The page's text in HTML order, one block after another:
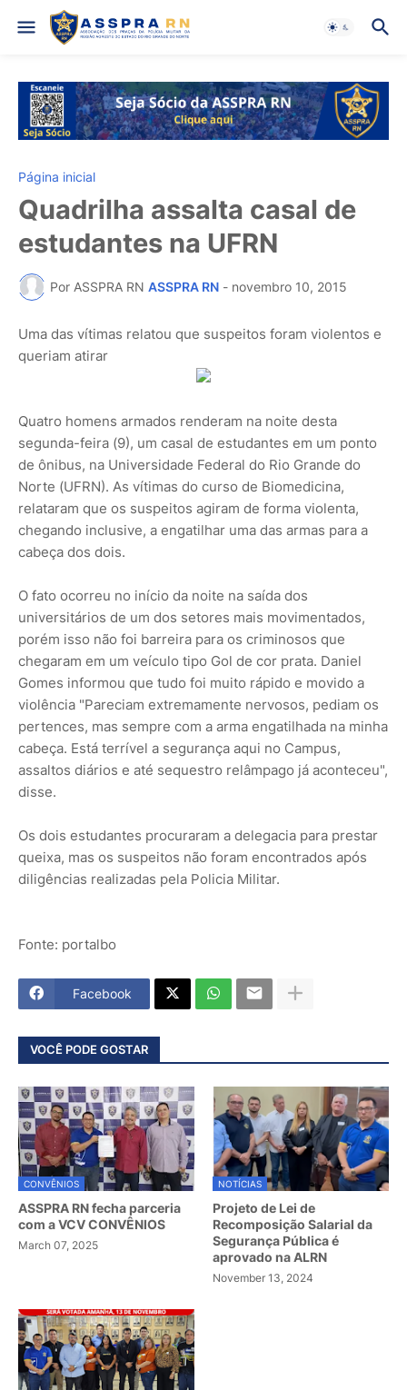
Página inicial
Quadrilha assalta casal de
estudantes na UFRN
Por ASSPRA RN ASSPRA RN - novembro 10, 2015
Uma das vítimas relatou que suspeitos foram violentos e
queriam atirar
Quatro homens armados renderam na noite desta
segunda-feira (9), um casal de estudantes em um ponto
de ônibus, na Universidade Federal do Rio Grande do
Norte (UFRN). As vítimas do curso de Biomedicina,
relataram que os suspeitos agiram de forma violenta,
chegando inclusive, a engatilhar uma das armas para a
cabeça dos dois.
O fato ocorreu no início da noite na saída dos
universitários de um dos setores mais movimentados,
porém isso não foi barreira para os criminosos que
chegaram em um veículo tipo Gol de cor prata. Daniel
Gomes informou que tudo foi muito rápido e movido a
violência "Pareciam extremamente nervosos, pediam os
pertences, mas sempre com a arma engatilhada na minha
cabeça. Está terrível a segurança aqui no Campus,
assaltos diários e até sequestro relâmpago já aconteceu",
disse.
Os dois estudantes procuraram a delegacia para prestar
queixa, mas os suspeitos não foram encontrados após
diligências realizadas pela Policia Militar.
Fonte: portalbo
Facebook
VOCÊ PODE GOSTAR
CONVÊNIOS
ASSPRA RN fecha parceria
com a VCV CONVÊNIOS
March 07, 2025
NOTÍCIAS
Projeto de Lei de
Recomposição Salarial da
Segurança Pública é
aprovado na ALRN
November 13, 2024